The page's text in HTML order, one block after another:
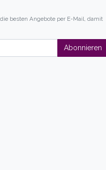
besten Angebote per E-Mail, damit
Abonnieren